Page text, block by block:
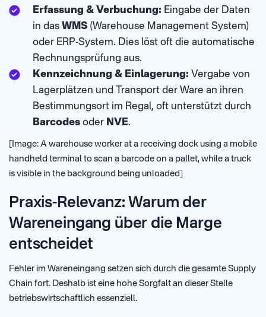
Erfassung & Verbuchung: Eingabe der Daten
in das WMS (Warehouse Management System)
oder ERP-System. Dies löst oft die automatische
Rechnungsprüfung aus.
Kennzeichnung & Einlagerung: Vergabe von
Lagerplätzen und Transport der Ware an ihren
Bestimmungsort im Regal, oft unterstützt durch
Barcodes oder NVE.
[Image: A warehouse worker at a receiving dock using a mobile
handheld terminal to scan a barcode on a pallet, while a truck
is visible in the background being unloaded]
Praxis-Relevanz: Warum der
Wareneingang über die Marge
entscheidet
Fehler im Wareneingang setzen sich durch die gesamte Supply
Chain fort. Deshalb ist eine hohe Sorgfalt an dieser Stelle
betriebswirtschaftlich essenziell.